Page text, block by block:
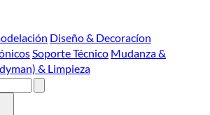
Diseño & Decoracíon
Soporte Técnico Mudanza &
& Limpieza